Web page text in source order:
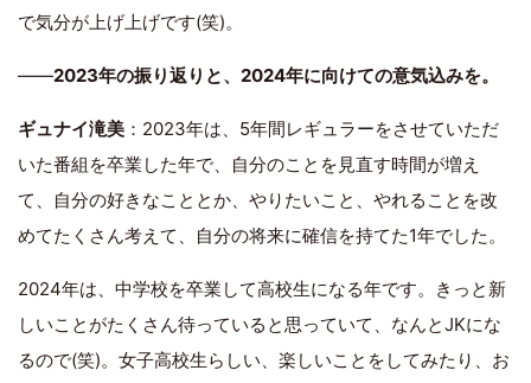
で気分が上げ上げです(笑)。
――2023年の振り返りと、2024年に向けての意気込みを。
ギュナイ滝美 ：2023年は、5年間レギュラーをさせていただ
いた番組を卒業した年で、自分のことを見直す時間が増え
て、自分の好きなこととか、やりたいこと、やれることを改
めてたくさん考えて、自分の将来に確信を持てた1年でした。
2024年は、中学校を卒業して高校生になる年です。きっと新
しいことがたくさん待っていると思っていて、なんとJKにな
るので(笑)。女子高校生らしい、楽しいことをしてみたり、お